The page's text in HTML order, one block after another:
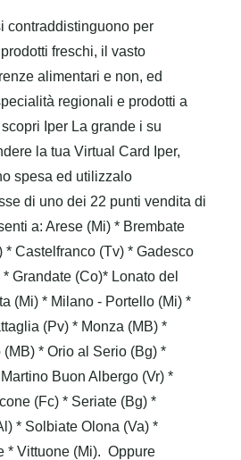
contraddistinguono per
freschi, il vasto
alimentari e non, ed
regionali e prodotti a
Iper La grande i su
la tua Virtual Card Iper,
spesa ed utilizzalo
di uno dei 22 punti vendita di
a: Arese (Mi) * Brembate
* Castelfranco (Tv) * Gadesco
Grandate (Co)* Lonato del
(Mi) * Milano - Portello (Mi) *
(Pv) * Monza (MB) *
(MB) * Orio al Serio (Bg) *
Buon Albergo (Vr) *
(Fc) * Seriate (Bg) *
* Solbiate Olona (Va) *
* Vittuone (Mi). Oppure